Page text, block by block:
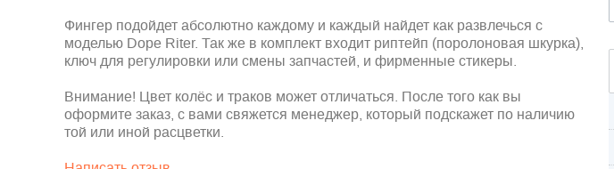
Фингер подойдет абсолютно каждому и каждый найдет как развлечься с
моделью Dope Riter. Так же в комплект входит риптейп (поролоновая шкурка),
ключ для регулировки или смены запчастей, и фирменные стикеры.
Внимание! Цвет колёс и траков может отличаться. После того как вы
оформите заказ, с вами свяжется менеджер, который подскажет по наличию
той или иной расцветки.